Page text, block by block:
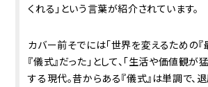
くれる」という言葉が紹介されています。
カバー前そでには「世界を変えるための『
『儀式』だった――」として、「生活や価値観
する現代。昔からある『儀式』は単調で、